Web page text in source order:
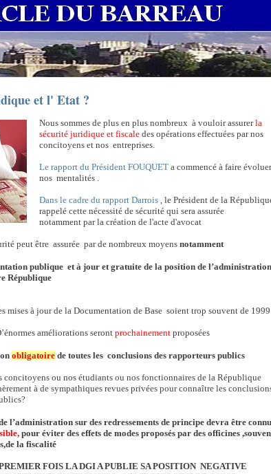
et l' Etat ?
Nous sommes de plus en plus nombreux à vouloir assurerla
sécurité juridique et fiscale des opérations effectuées par nos
concitoyens et nos entreprises.
Le rapport du Président FOUQUET a commencé à faire
nos mentalités .
Dans le cadre du rapport Darrois , le Président de la
rappelé cette nécessité de sécurité qui sera assurée
notamment par la création de l'acte d'avocat
peut être assurée par de nombreux moyens notamment
publique et à jour et gratuite de la position de l’administration
République
mises à jour de la Documentation de Base soient trop souvent de 1999
améliorations seront prochainement proposées
obligatoire de toutes les conclusions des rapporteurs publics
concitoyens ou nos étudiants ou nos fonctionnaires de la République
à de sympathiques revues privées pour connaître les
l’administration sur des redressements de principe devra être
pour éviter des effets de modes proposés par des officines
la fiscalité
FOIS LA DGI A PUBLIE SA POSITION NEGATIVE